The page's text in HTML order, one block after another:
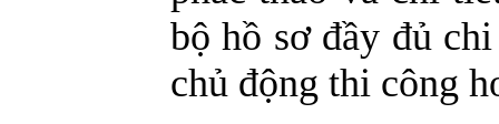
bộ hồ sơ đầy đủ
chủ động thi công